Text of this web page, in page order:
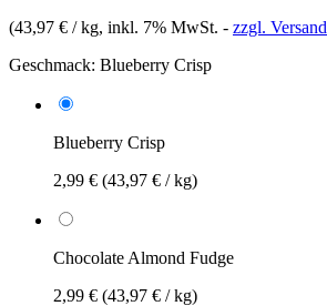
(43,97 € / kg, inkl. 7% MwSt. - zzgl. Versand
Geschmack: Blueberry Crisp
Blueberry Crisp
2,99 € (43,97 € / kg)
Chocolate Almond Fudge
2,99 € (43,97 € / kg)